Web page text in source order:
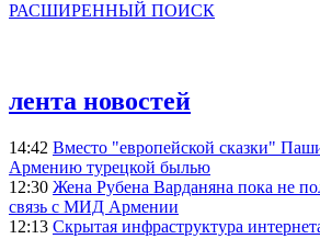
РАСШИРЕННЫЙ ПОИСК
лента новостей
14:42 Вместо "европейской сказки"
Армению турецкой былью
12:30 Жена Рубена Варданяна пока не
связь с МИД Армении
12:13 Скрытая инфраструктура